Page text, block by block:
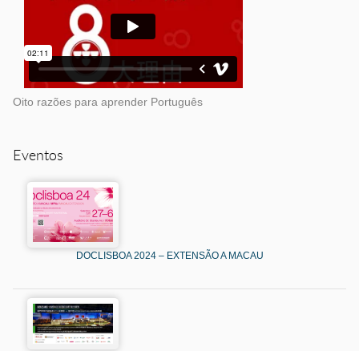
Oito razões para aprender Português
Eventos
DOCLISBOA 2024 – EXTENSÃO A MACAU